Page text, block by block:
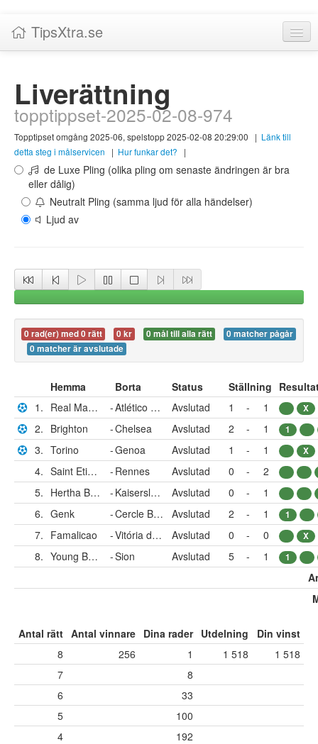
TipsXtra.se
Tabeller
Livescore!
Tipsförslag
Statistik
Liverättning
Om TipsXtra.se
Liverättning
topptippset-2025-02-08-974
Topptipset omgång 2025-06, spelstopp 2025-02-08 20:29:00 | Länk till
detta steg i målservicen
| Hur funkar det? |
de Luxe Pling (olika pling om senaste ändringen är bra
eller dålig)
Neutralt Pling (samma ljud för alla händelser)
Ljud av
0 rad(er) med 0 rätt 0 kr 0 mål till alla rätt
0 matcher pågår
0 matcher är avslutade
Hemma Borta Status Ställning
1.
Real Madrid - Atlético Madrid Avslutad 1 - 1 X
2. Brighton -Chelsea Avslutad 2 - 1 1
3. Torino -Genoa Avslutad 1 - 1 X
4. Saint Etienne -Rennes Avslutad 0 -
2
5.
Hertha Berlin - Kaiserslautern Avslutad 0 -
1
6. Genk - Cercle Brügge Avslutad 2 - 1 1
7. Famalicao - Vitória de Guimarães Avslutad 0 - 0 X
8. Young Boys -Sion Avslutad 5 - 1 1
Antal rätt Antal vinnare Dina rader Utdelning
Din vinst
8
256 1 1 518
1 518
7
8
6
33
5
100
4
192